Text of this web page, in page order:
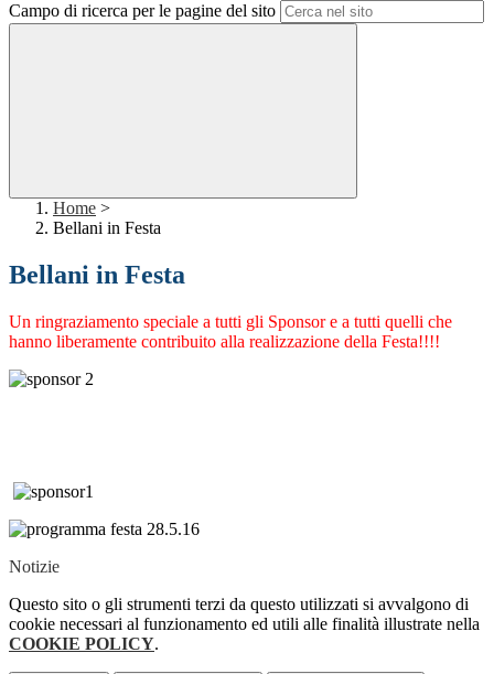
Campo di ricerca per le pagine del sito
Home >
Bellani in Festa
Bellani in Festa
Un ringraziamento speciale a tutti gli Sponsor e a tutti quelli che
hanno liberamente contribuito alla realizzazione della Festa!!!!
Notizie
Questo sito o gli strumenti terzi da questo utilizzati si avvalgono di
cookie necessari al funzionamento ed utili alle finalità illustrate nella
COOKIE POLICY.